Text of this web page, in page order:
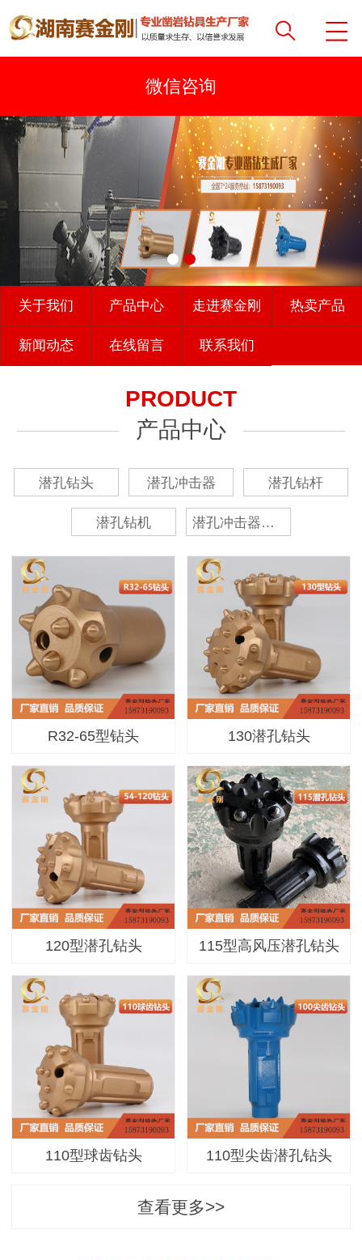
关于我们 产品中心 走进赛金刚 热卖产品
新闻动态 在线留言 联系我们
PRODUCT
产品中心
潜孔钻头 潜孔冲击器 潜孔钻杆
潜孔钻机 潜孔冲击器修理包
R32-65型钻头 130潜孔钻头
120型潜孔钻头 115型高风压潜孔钻头
110型球齿钻头 110型尖齿潜孔钻头
查看更多>>